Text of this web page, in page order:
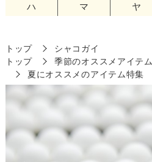
ハ
マ ヤ
トップ
シャコガイ
トップ
季節のオススメアイテム
夏にオススメのアイテム特集